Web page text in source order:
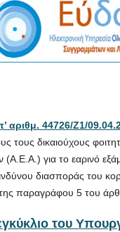
αριθμ. 44726/Ζ1/
τους δικαιούχους
(Α.Ε.Α.) για το εαρινό
διασποράς του
παραγράφου 5 του
του